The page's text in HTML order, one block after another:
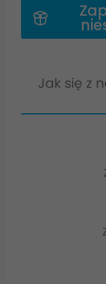
Jak się z